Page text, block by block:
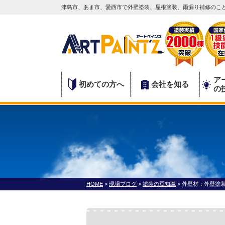
津島市、あま市、愛西市で外壁塗装、屋根塗装、雨漏り補修の
初めての方へ 会社を知る
ア
の
HOME > 現場ブログ > 塗装の豆知識 > 外壁材：外壁塗